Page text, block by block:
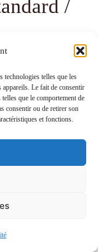
technologies telles que les
Le fait de consentir
que le comportement de
consentir ou de retirer son
et fonctions.
/
Premium
€ 1 500 – 4 000 €